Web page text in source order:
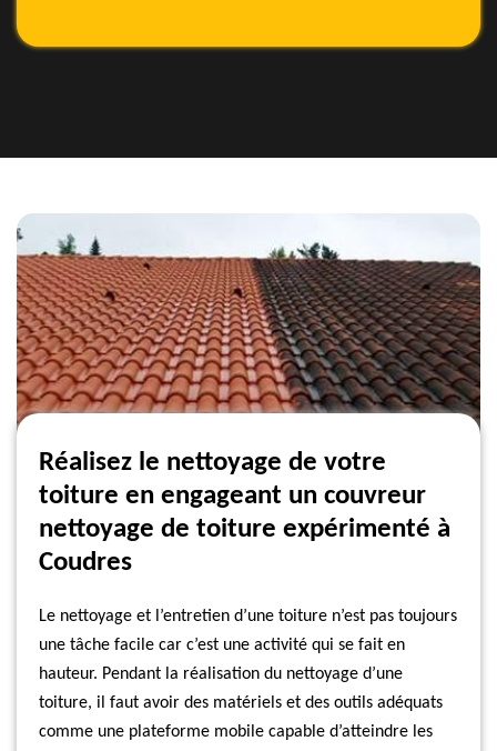
Réalisez le nettoyage de votre
toiture en engageant un couvreur
nettoyage de toiture expérimenté à
Coudres
Le nettoyage et l’entretien d’une toiture n’est pas toujours
une tâche facile car c’est une activité qui se fait en
hauteur. Pendant la réalisation du nettoyage d’une
toiture, il faut avoir des matériels et des outils adéquats
comme une plateforme mobile capable d’atteindre les